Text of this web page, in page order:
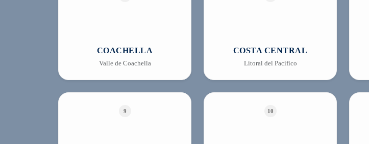
COACHELLA
Valle de Coachella
COSTA CENTRAL
Litoral del Pacífico
9 10